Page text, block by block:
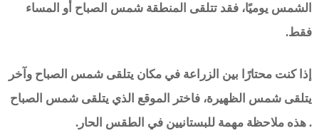
الشمس يوميًا، فقد تتلقى المنطقة شمس الصباح أو المساء
فقط.
إذا كنت محتارًا بين الزراعة في مكان يتلقى شمس الصباح وآخر
يتلقى شمس الظهيرة، فاختر الموقع الذي يتلقى شمس الصباح
. هذه ملاحظة مهمة للبستانيين في الطقس الحار.